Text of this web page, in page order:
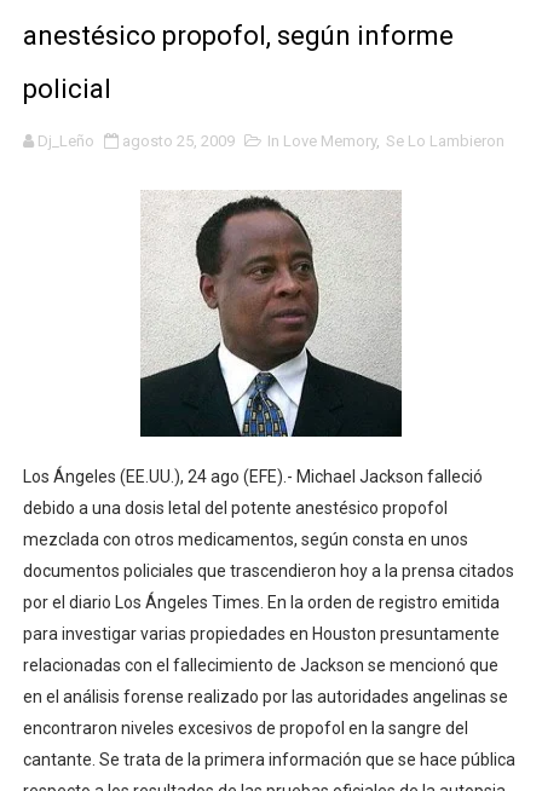
Coraasan construye parque solar de un megavatio
anestésico propofol, según informe
policial
Dj_Leño agosto 25, 2009 In Love Memory, Se Lo Lambieron
Los Ángeles (EE.UU.), 24 ago (EFE).- Michael Jackson falleció
debido a una dosis letal del potente anestésico propofol
mezclada con otros medicamentos, según consta en unos
documentos policiales que trascendieron hoy a la prensa citados
por el diario Los Ángeles Times. En la orden de registro emitida
para investigar varias propiedades en Houston presuntamente
relacionadas con el fallecimiento de Jackson se mencionó que
en el análisis forense realizado por las autoridades angelinas se
encontraron niveles excesivos de propofol en la sangre del
cantante. Se trata de la primera información que se hace pública